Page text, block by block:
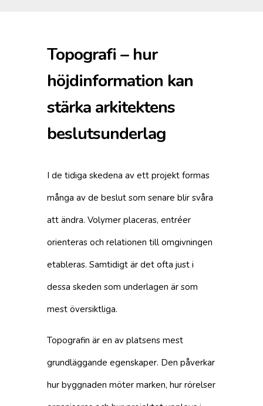
Topografi – hur
höjdinformation kan
stärka arkitektens
beslutsunderlag
I de tidiga skedena av ett projekt formas
många av de beslut som senare blir svåra
att ändra. Volymer placeras, entréer
orienteras och relationen till omgivningen
etableras. Samtidigt är det ofta just i
dessa skeden som underlagen är som
mest översiktliga.
Topografin är en av platsens mest
grundläggande egenskaper. Den påverkar
hur byggnaden möter marken, hur rörelser